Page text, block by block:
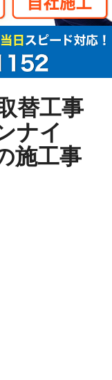
替工事
ナイ
施工事